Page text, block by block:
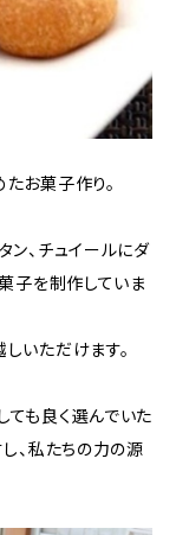
お菓子作り。
ン、チュイールにダ
菓子を制作していま
いただけます。
ても良く選んでいた
、私たちの力の源